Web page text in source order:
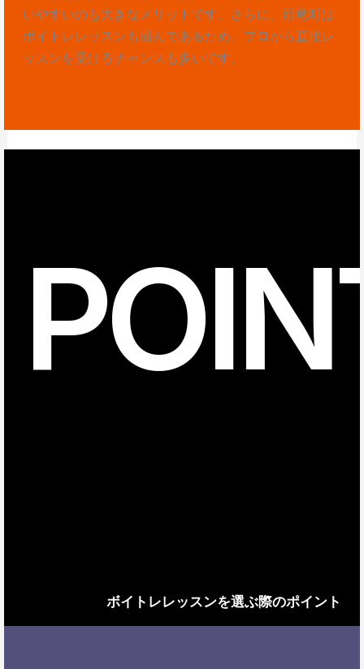
いやすいのも大きなメリットです。さらに、雨竜町は
ボイトレレッスンも盛んであるため、プロから直接レ
ッスンを受けるチャンスも多いです。
ボイトレレッスンを選ぶ際のポイント